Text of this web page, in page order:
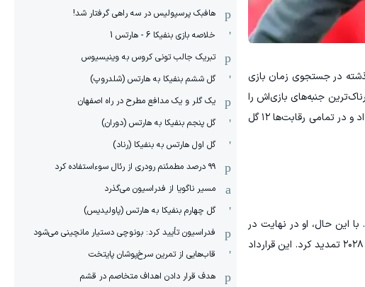
در جستجوی زمان بازی
جنبه‌های بازی‌اش را
به نمایش بگذارد. فاتی موفق شده است بهترین فرم خود را دوباره به دست آورد. او در طول فصل ۳۰ بازی رسمی انجام داد و در تمامی رقابت‌ها ۱۲ گل
این حال، او در نهایت در
فهرست جام جهانی قرار نگرفت. فاتی تابستان گذشته پیش از انتقال قرضی به موناکو، قراردادش را با بارسلونا تا ۳۰ ژوئن ۲۰۲۸ تمدید کرد. این قرارداد
هافبک پرسپولیس در سه راهی گرفتار شد!
خلاصه بازی بنفیکا 6 - هارتس 1
تبریک جالب تونی کروس به وینیسیوس
گل ششم بنفیکا به هارتس (شلدروپ)
یک گلر و یک مدافع مطرح در راه اصفهان
گل پنجم بنفیکا به هارتس (دوران)
گل اول هارتس به بنفیکا (رناد)
۹۹ درصد مطمئنم رودری از رئال سوءاستفاده کرد
مسیر ناگویا از فدراسیون می‌گذرد
گل چهارم بنفیکا به هارتس (پاولیدیس)
فدراسیون تأیید کرد: بونوچی دستیار مانچینی می‌شود
قاب‌هایی از تمرین سرخ‌پوشان پایتخت
هدف قرار دادن اهداف متخاصم در قشم